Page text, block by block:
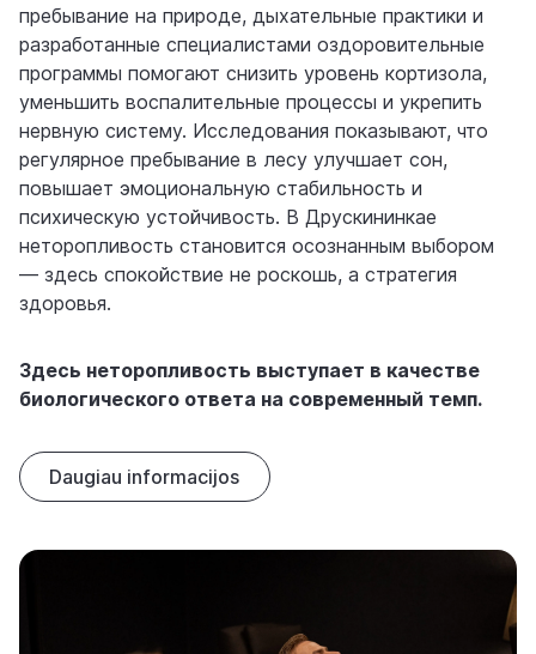
пребывание на природе, дыхательные практики и
разработанные специалистами оздоровительные
программы помогают снизить уровень кортизола,
уменьшить воспалительные процессы и укрепить
нервную систему. Исследования показывают, что
регулярное пребывание в лесу улучшает сон,
повышает эмоциональную стабильность и
психическую устойчивость. В Друскининкае
неторопливость становится осознанным выбором
— здесь спокойствие не роскошь, а стратегия
здоровья.
Здесь неторопливость выступает в качестве
биологического ответа на современный темп.
Daugiau informacijos